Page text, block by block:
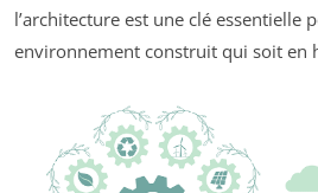
l’architecture est une clé essentielle
environnement construit qui soit en